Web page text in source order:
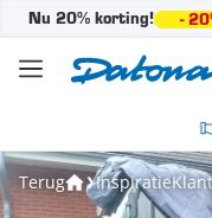
Nu 20% korting! -
Terug InspiratieKlant